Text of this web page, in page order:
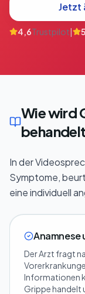
Jetzt
4,6Trustpilot|
Wie wird
In der
Symptome,
eine individuell
Anamnese
Der Arzt fragt
Informationen
Grippe handelt